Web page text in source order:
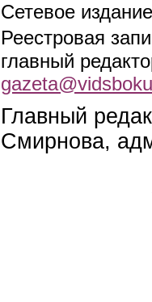
Сетевое
Реестровая
главный
Главный
Смирнова,